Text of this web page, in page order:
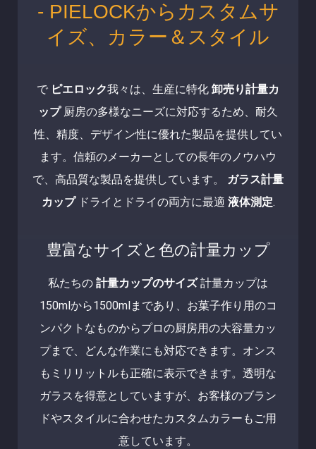
- PIELOCKからカスタムサ
イズ、カラー＆スタイル
で ピエロック我々は、生産に特化 卸売り計量カ
ップ厨房の多様なニーズに対応するため、耐久
性、精度、デザイン性に優れた製品を提供してい
ます。信頼のメーカーとしての長年のノウハウ
で、高品質な製品を提供しています。
ガラス計量
カップドライとドライの両方に最適 液体測定.
豊富なサイズと色の計量カップ
私たちの 計量カップのサイズ計量カップは
150mlから1500mlまであり、お菓子作り用のコ
ンパクトなものからプロの厨房用の大容量カッ
プまで、どんな作業にも対応できます。オンス
もミリリットルも正確に表示できます。透明な
ガラスを得意としていますが、お客様のブラン
ドやスタイルに合わせたカスタムカラーもご用
意しています。